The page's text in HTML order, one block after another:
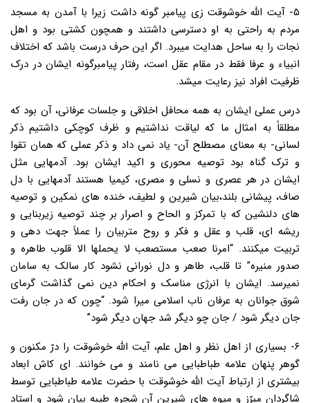
۵- آیت الله خوشوقت زی پیامبر گونه داشت زیرا با آمدن به مسجد
مردم به راحتی به او دسترسی داشتند و همچون کشتی بود و اهل
نجات را به ساحل هدایت میبرد. اگر این حرف درست باشد که اختلاف
انبیاء و عرفا فقط در مقام عقل است، رفتار پیامبرگونه ایشان در درک
ظرفیت افراد نیز رعایت میشد.
درس عملی ایشان به همه محافل اخلاقی و جلسات عرفانی، آن بود که
مطلقاً به امثال ما که لیاقت نداشتیم و ظرف کوچکی داشتیم ذکر
لسانی- به معنای مصطلح آن- یاد نمی داد و ذکر عملی که همان تقوا
و ترک گناه بود توصیه محوری و اکید ایشان بود. آدمهایی مثل
ایشان در هر عصری و نسلی و مصری، کیمیا هستند آدمهایی با دل
صاف، پیشانی بلند،بیان شیرین و لطیف، خنده های نمکین و توصیه
های دلنشین که با تمرکز و الحاح و اصرار بر چند توصیه زیربنایی و
ریشه ای، قلب و عقل و فکر و روح متربیان را عملاً جهت دهی و
تربیت میکنند. “امرنا صعب مستصعب لا یحملها الا قلوب طاهره و
صدور منیره” تا قلب، طاهر و دل نورانی نشود کار سالک به سامان
نمیرسد. ایشان با انرژی مناسک و احکام دین نمی گذاشت گرمای
شوق جوانان به عرفان ناب اسلامی میرا شود. “چون که در جان رفت
جان دیگر شود / جان چو دیگر شد جهان دیگر شود”
۶- بسیاری از اهل نظر و اهل علم، آیت الله خوشوقت را درّ مکنون و
گوهر پنهان علامه طباطبایی می نامند و می خوانند. ای کاش ابعاد
بیشتری از ارتباط آیت الله خوشوقت با حضرت علامه طباطبایی توسط
شاگردان مبرّز و میوه های شیرین آن شجره طیبه بیان شود و استاد